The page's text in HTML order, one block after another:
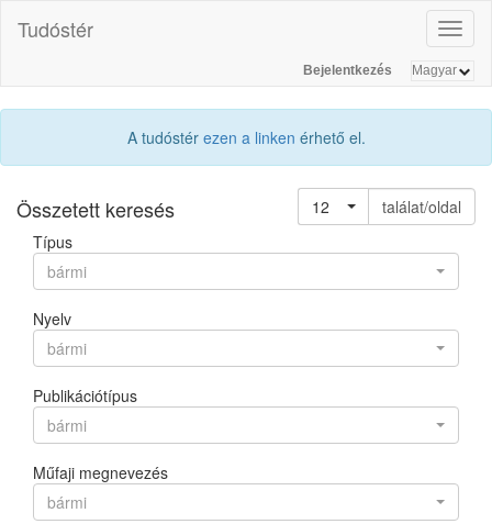
Tudóstér
Bejelentkezés
A tudóstér ezen a linken érhető el.
Összetett keresés 12
találat/oldal
Típus
bármi
Nyelv
bármi
Publikációtípus
bármi
Műfaji megnevezés
bármi